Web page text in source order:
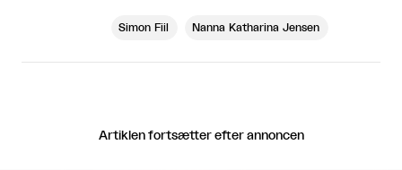
Simon Fiil Nanna Katharina Jensen
Artiklen fortsætter efter annoncen